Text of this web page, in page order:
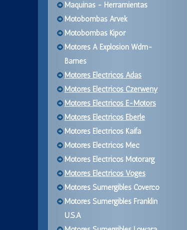
Maquinas - Herramientas
Motobombas Arvek
Motobombas Kipor
Motores A Explosion Wdm-
Barnes
Motores Electricos Adas
Motores Electricos Czerweny
Motores Electricos E-Motors
Motores Electricos Eberle
Motores Electricos Kaifa
Motores Electricos Mec
Motores Electricos Motorarg
Motores Electricos Voges
Motores Sumergibles Coverco
Motores Sumergibles Franklin
U.S.A